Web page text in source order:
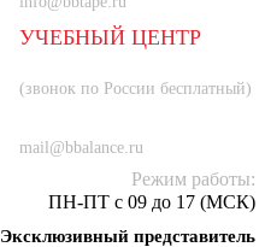
УЧЕБНЫЙ ЦЕНТР
(звонок по России бесплатный)
mail@bbalance.ru
Режим работы:
ПН-ПТ с 09 до 17 (МСК)
Эксклюзивный представитель